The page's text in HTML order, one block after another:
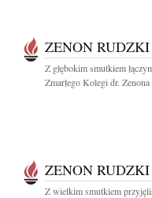
ZENON RUDZKI
Z głębokim smutkiem
Zmarłego Kolegi dr.
ZENON RUDZKI
Z wielkim smutkiem